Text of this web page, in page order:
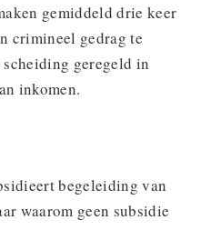
gemiddeld drie keer
crimineel gedrag te
geregeld in
inkomen.
begeleiding van
waarom geen subsidie